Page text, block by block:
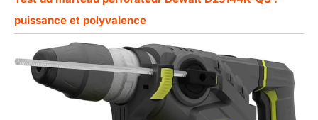
puissance et polyvalence